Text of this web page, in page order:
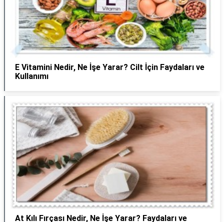
E Vitamini Nedir, Ne İşe Yarar? Cilt İçin Faydaları ve
Kullanımı
At Kılı Fırçası Nedir, Ne İşe Yarar? Faydaları ve